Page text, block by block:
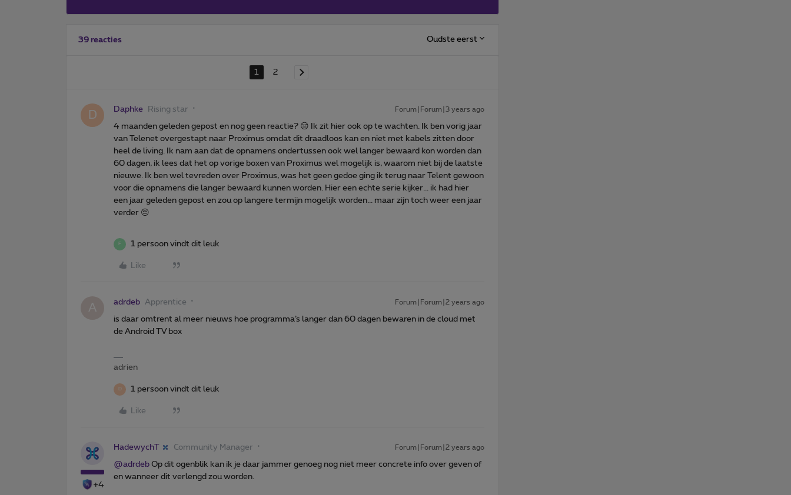
39 reacties Oudste eerst
1 2
D Daphke Rising star Forum|Forum|3 years ago
4 maanden geleden gepost en nog geen reactie? 😔 Ik zit hier ook op te wachten. Ik ben vorig jaar
van Telenet overgestapt naar Proximus omdat dit draadloos kan en niet met kabels zitten door
heel de living. Ik nam aan dat de opnamens ondertussen ook wel langer bewaard kon worden dan
60 dagen, ik lees dat het op vorige boxen van Proximus wel mogelijk is, waarom niet bij de laatste
nieuwe. Ik ben wel tevreden over Proximus, was het geen gedoe ging ik terug naar Telent gewoon
voor die opnamens die langer bewaard kunnen worden. Hier een echte serie kijker... ik had hier
een jaar geleden gepost en zou op langere termijn mogelijk worden... maar zijn toch weer een jaar
verder 😔
F 1 persoon vindt dit leuk
Like
A adrdeb Apprentice Forum|Forum|2 years ago
is daar omtrent al meer nieuws hoe programma’s langer dan 60 dagen bewaren in de cloud met
de Android TV box
adrien
D 1 persoon vindt dit leuk
Like
+4
HadewychT Community Manager Forum|Forum|2 years ago
@adrdeb Op dit ogenblik kan ik je daar jammer genoeg nog niet meer concrete info over geven of
en wanneer dit verlengd zou worden.